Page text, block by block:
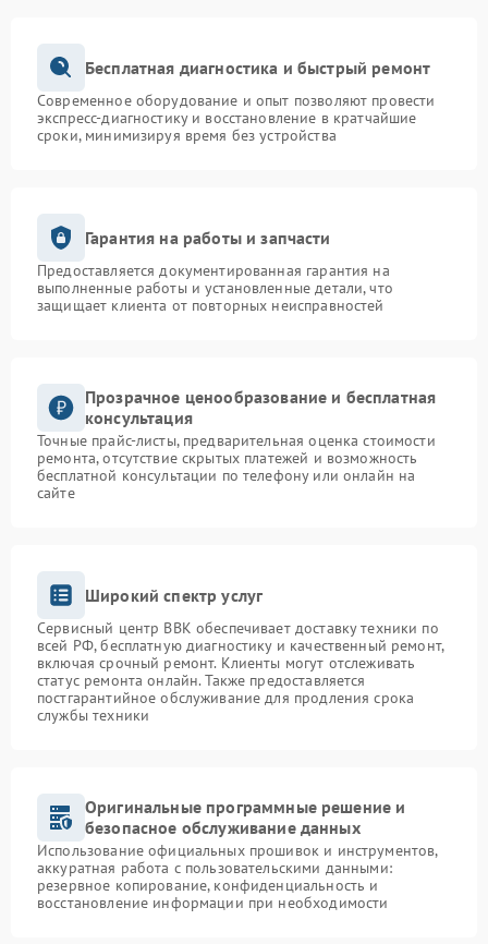
Бесплатная диагностика и быстрый ремонт
Современное оборудование и опыт позволяют провести
экспресс-диагностику и восстановление в кратчайшие
сроки, минимизируя время без устройства
Гарантия на работы и запчасти
Предоставляется документированная гарантия на
выполненные работы и установленные детали, что
защищает клиента от повторных неисправностей
Прозрачное ценообразование и бесплатная
консультация
Точные прайс-листы, предварительная оценка стоимости
ремонта, отсутствие скрытых платежей и возможность
бесплатной консультации по телефону или онлайн на
сайте
Широкий спектр услуг
Сервисный центр BBK обеспечивает доставку техники по
всей РФ, бесплатную диагностику и качественный ремонт,
включая срочный ремонт. Клиенты могут отслеживать
статус ремонта онлайн. Также предоставляется
постгарантийное обслуживание для продления срока
службы техники
Оригинальные программные решение и
безопасное обслуживание данных
Использование официальных прошивок и инструментов,
аккуратная работа с пользовательскими данными:
резервное копирование, конфиденциальность и
восстановление информации при необходимости